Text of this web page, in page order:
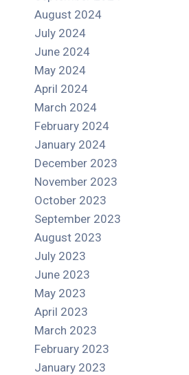
August 2024
July 2024
June 2024
May 2024
April 2024
March 2024
February 2024
January 2024
December 2023
November 2023
October 2023
September 2023
August 2023
July 2023
June 2023
May 2023
April 2023
March 2023
February 2023
January 2023